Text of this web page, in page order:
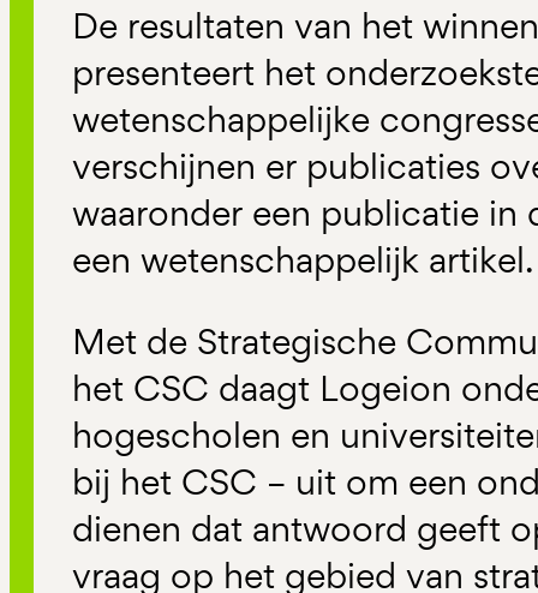
De resultaten van het
presenteert het
wetenschappelijke
verschijnen er publicaties
waaronder een publicatie in
een wetenschappelijk artikel.
Met de Strategische
het CSC daagt Logeion
hogescholen en
bij het CSC – uit om een
dienen dat antwoord geeft
vraag op het gebied van